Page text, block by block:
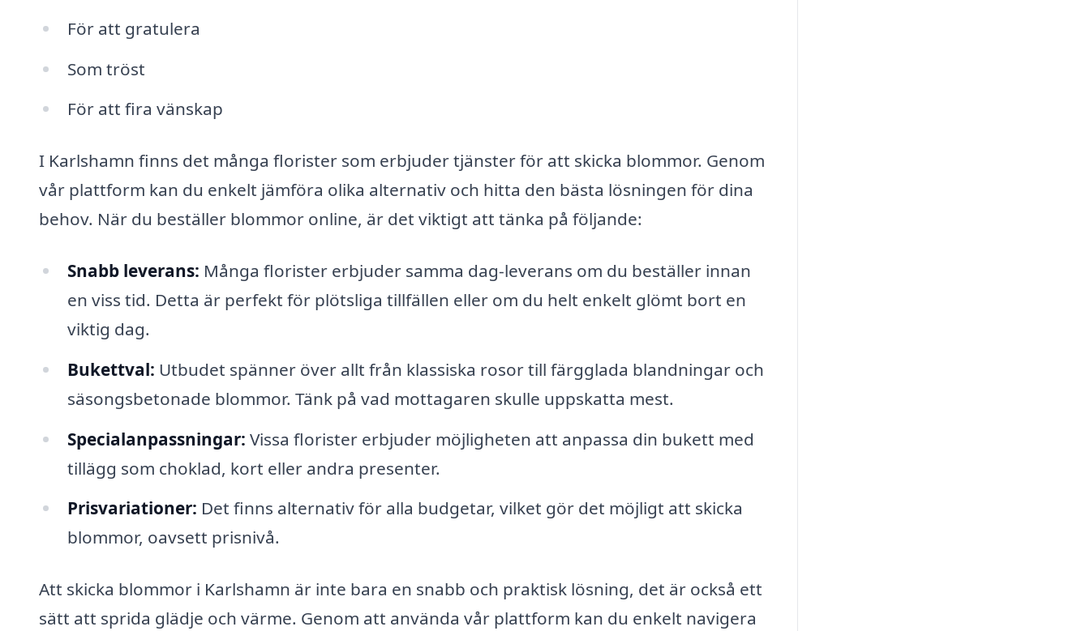
För att gratulera
Som tröst
För att fira vänskap
I Karlshamn finns det många florister som erbjuder tjänster för att skicka blommor. Genom
vår plattform kan du enkelt jämföra olika alternativ och hitta den bästa lösningen för dina
behov. När du beställer blommor online, är det viktigt att tänka på följande:
Snabb leverans: Många florister erbjuder samma dag-leverans om du beställer innan
en viss tid. Detta är perfekt för plötsliga tillfällen eller om du helt enkelt glömt bort en
viktig dag.
Bukettval: Utbudet spänner över allt från klassiska rosor till färgglada blandningar och
säsongsbetonade blommor. Tänk på vad mottagaren skulle uppskatta mest.
Specialanpassningar: Vissa florister erbjuder möjligheten att anpassa din bukett med
tillägg som choklad, kort eller andra presenter.
Prisvariationer: Det finns alternativ för alla budgetar, vilket gör det möjligt att skicka
blommor, oavsett prisnivå.
Att skicka blommor i Karlshamn är inte bara en snabb och praktisk lösning, det är också ett
sätt att sprida glädje och värme. Genom att använda vår plattform kan du enkelt navigera